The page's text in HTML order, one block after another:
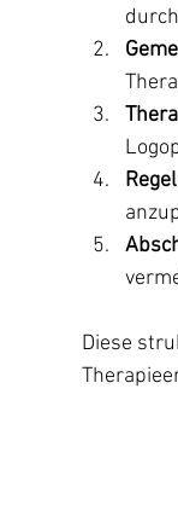
Diese